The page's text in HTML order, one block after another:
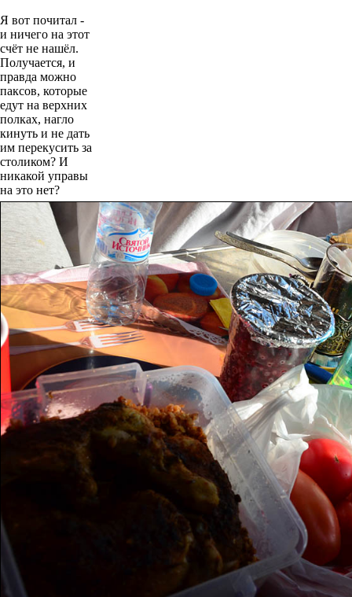
Я вот почитал -
и ничего на этот
счёт не нашёл.
Получается, и
правда можно
паксов, которые
едут на верхних
полках, нагло
кинуть и не дать
им перекусить за
столиком? И
никакой управы
на это нет?